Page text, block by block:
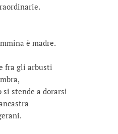
è madre.
fra gli arbusti
stende a dorarsi